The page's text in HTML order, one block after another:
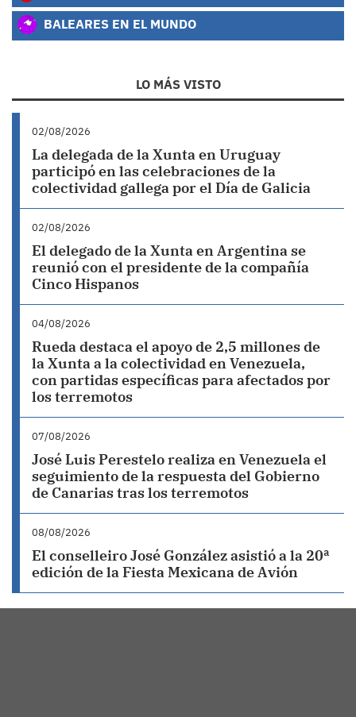
BALEARES EN EL MUNDO
LO MÁS VISTO
02/08/2026
La delegada de la Xunta en Uruguay
participó en las celebraciones de la
colectividad gallega por el Día de Galicia
02/08/2026
El delegado de la Xunta en Argentina se
reunió con el presidente de la compañía
Cinco Hispanos
04/08/2026
Rueda destaca el apoyo de 2,5 millones de
la Xunta a la colectividad en Venezuela,
con partidas específicas para afectados por
los terremotos
07/08/2026
José Luis Perestelo realiza en Venezuela el
seguimiento de la respuesta del Gobierno
de Canarias tras los terremotos
08/08/2026
El conselleiro José González asistió a la 20ª
edición de la Fiesta Mexicana de Avión